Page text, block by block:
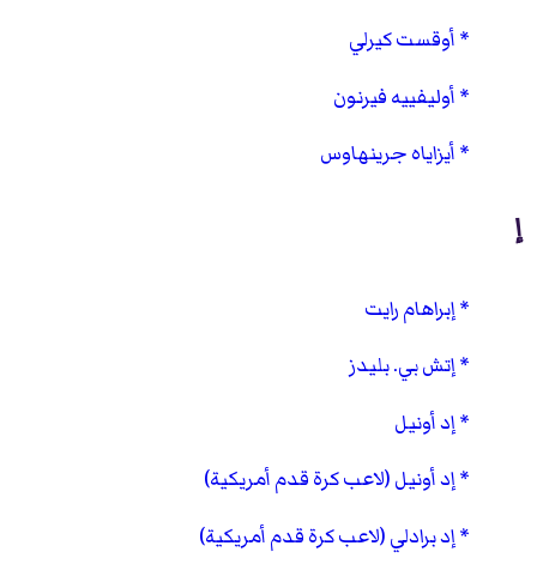
أوقست كيرلي
أوليفييه فيرنون
أيزاياه جرينهاوس
إ
إبراهام رايت
إتش بي. بليدز
إد أونيل
إد أونيل (لاعب كرة قدم أمريكية)
إد برادلي (لاعب كرة قدم أمريكية)